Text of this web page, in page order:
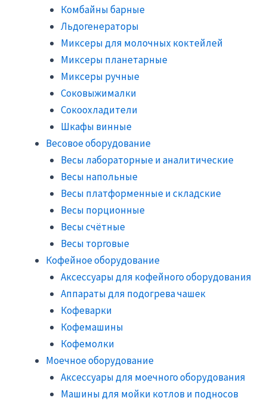
Комбайны барные
Льдогенераторы
Миксеры для молочных коктейлей
Миксеры планетарные
Миксеры ручные
Соковыжималки
Сокоохладители
Шкафы винные
Весовое оборудование
Весы лабораторные и аналитические
Весы напольные
Весы платформенные и складские
Весы порционные
Весы счётные
Весы торговые
Кофейное оборудование
Аксессуары для кофейного оборудования
Аппараты для подогрева чашек
Кофеварки
Кофемашины
Кофемолки
Моечное оборудование
Аксессуары для моечного оборудования
Машины для мойки котлов и подносов